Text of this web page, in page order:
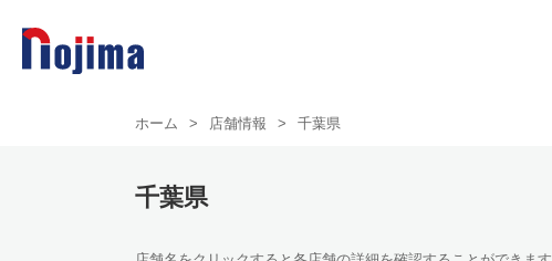
ホーム > 店舗情報 > 千葉県
千葉県